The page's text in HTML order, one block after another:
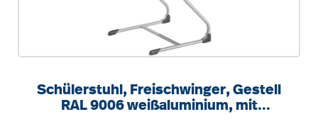
Schülerstuhl, Freischwinger, Gestell
RAL 9006 weißaluminium, mit